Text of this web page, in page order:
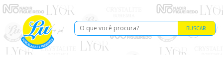
BUSCAR